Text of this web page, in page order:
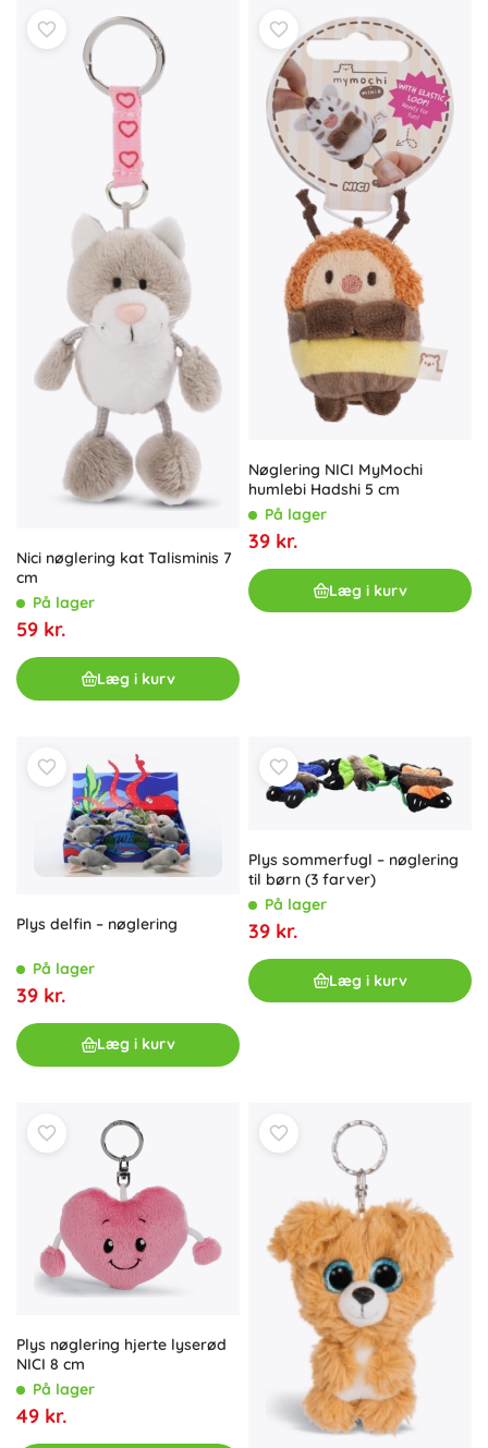
Nici nøglering kat Talisminis 7
cm
På lager
59 kr.
Læg i kurv
Nøglering NICI MyMochi
humlebi Hadshi 5 cm
På lager
39 kr.
Læg i kurv
Plys delfin – nøglering
På lager
39 kr.
Læg i kurv
Plys sommerfugl – nøglering
til børn (3 farver)
På lager
39 kr.
Læg i kurv
Plys nøglering hjerte lyserød
NICI 8 cm
På lager
49 kr.